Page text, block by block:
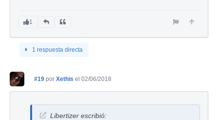
1
1 respuesta directa
#19 por Xethis el 02/06/2018
Libertizer escribió: